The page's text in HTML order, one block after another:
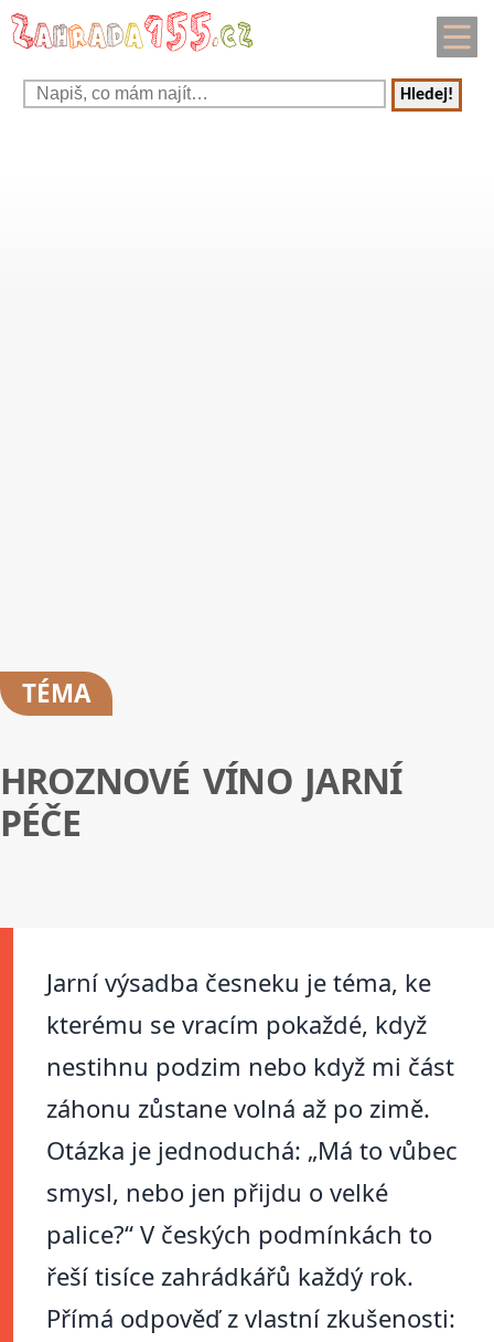
Hledej!
TÉMA
HROZNOVÉ VÍNO JARNÍ
PÉČE
Jarní výsadba česneku je téma, ke
kterému se vracím pokaždé, když
nestihnu podzim nebo když mi část
záhonu zůstane volná až po zimě.
Otázka je jednoduchá: „Má to vůbec
smysl, nebo jen přijdu o velké
palice?“ V českých podmínkách to
řeší tisíce zahrádkářů každý rok.
Přímá odpověď z vlastní zkušenosti: